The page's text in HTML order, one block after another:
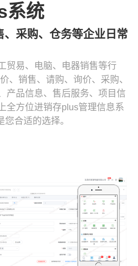
系统
、采购、仓务等企业日常
贸易、电脑、电器销售等行
、销售、请购、询价、采购、
产品信息、售后服务、项目信
全方位进销存plus管理信息系
合适的选择。